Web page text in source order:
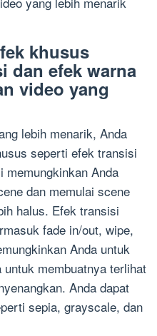
khusus
dan efek warna
video yang
lebih menarik, Anda
seperti efek transisi
Anda
dan memulai scene
halus. Efek transisi
fade in/out, wipe,
Anda untuk
untuk membuatnya terlihat
Anda dapat
sepia, grayscale, dan